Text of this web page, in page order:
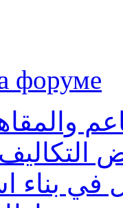
форуме
بناء